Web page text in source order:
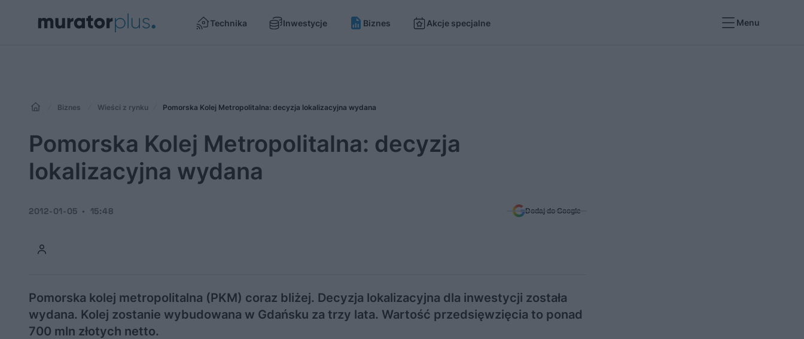
Technika Inwestycje Biznes Akcje specjalne Menu
Biznes Wieści z rynku Pomorska Kolej Metropolitalna: decyzja lokalizacyjna wydana
Pomorska Kolej Metropolitalna: decyzja
lokalizacyjna wydana
2012-01-05 15:48 Dodaj do Google
Pomorska kolej metropolitalna (PKM) coraz bliżej. Decyzja lokalizacyjna dla inwestycji została
wydana. Kolej zostanie wybudowana w Gdańsku za trzy lata. Wartość przedsięwzięcia to ponad
700 mln złotych netto.